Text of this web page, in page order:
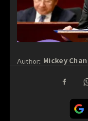
Author: Mickey Chan